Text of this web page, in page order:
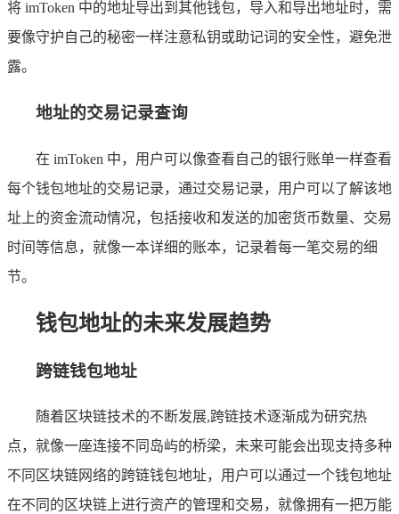
将 imToken 中的地址导出到其他钱包，导入和导出地址时，需
要像守护自己的秘密一样注意私钥或助记词的安全性，避免泄
露。
地址的交易记录查询
在 imToken 中，用户可以像查看自己的银行账单一样查看
每个钱包地址的交易记录，通过交易记录，用户可以了解该地
址上的资金流动情况，包括接收和发送的加密货币数量、交易
时间等信息，就像一本详细的账本，记录着每一笔交易的细
节。
钱包地址的未来发展趋势
跨链钱包地址
随着区块链技术的不断发展,跨链技术逐渐成为研究热
点，就像一座连接不同岛屿的桥梁，未来可能会出现支持多种
不同区块链网络的跨链钱包地址，用户可以通过一个钱包地址
在不同的区块链上进行资产的管理和交易，就像拥有一把万能